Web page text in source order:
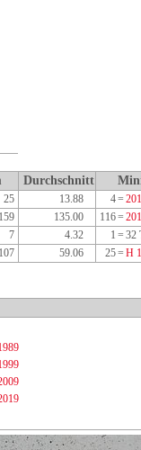
Durchschnitt
25 13.88 4=
159 135.00 116=
7 4.32 1 = 32
107 59.06 25= H